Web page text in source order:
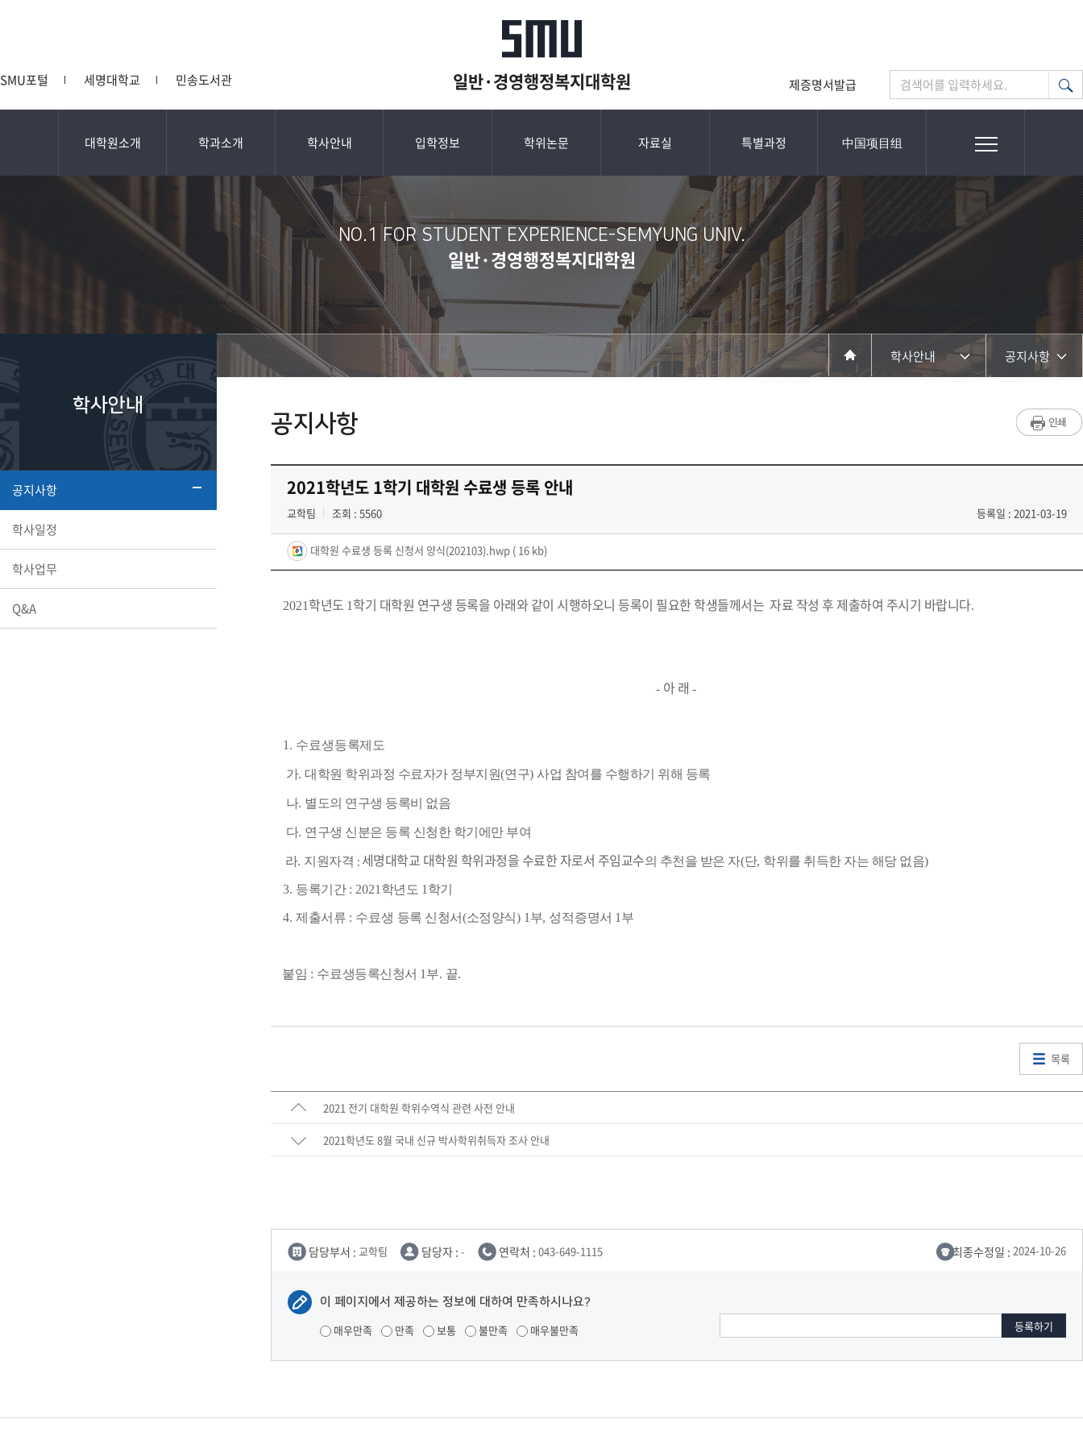
일반·경영행정복지대학원
SMU포털 세명대학교 민송도서관 제증명서발급 검색어를 입력하세요.
대학원소개 학과소개 학사안내 입학정보 학위논문 자료실 특별과정 中国项目组
NO.1 FOR STUDENT EXPERIENCE-SEMYUNG UNIV.​
일반·경영행정복지대학원
학사안내
공지사항
학사일정
학사업무
Q&A
학사안내
학사안내
공지사항
학사일정
학사업무
Q&A
공지사항
2021학년도 1학기 대학원 수료생 등록 안내
교학팀 조회 : 5560 등록일 : 2021-03-19
대학원 수료생 등록 신청서 양식(202103).hwp ( 16 kb)
2021학년도 1학기 대학원 연구생 등록을 아래와 같이 시행하오니 등록이 필요한 학생들께서는 자료 작성 후 제출하여 주시기 바랍니다.
- 아 래 -
1. 수료생등록제도
가. 대학원 학위과정 수료자가 정부지원(연구) 사업 참여를 수행하기 위해 등록
나. 별도의 연구생 등록비 없음
다. 연구생 신분은 등록 신청한 학기에만 부여
라. 지원자격 : 세명대학교 대학원 학위과정을 수료한 자로서 주임교수의 추천을 받은 자(단, 학위를 취득한 자는 해당 없음)
3. 등록기간 : 2021학년도 1학기
4. 제출서류 : 수료생 등록 신청서(소정양식) 1부, 성적증명서 1부
붙임 : 수료생등록신청서 1부. 끝.
목록
2021 전기 대학원 학위수역식 관련 사전 안내
2021학년도 8월 국내 신규 박사학위취득자 조사 안내
담당부서 : 교학팀 담당자 : - 연락처 : 043-649-1115 최종수정일 : 2024-10-26
이 페이지에서 제공하는 정보에 대하여 만족하시나요?
매우만족 만족 보통 불만족 매우불만족